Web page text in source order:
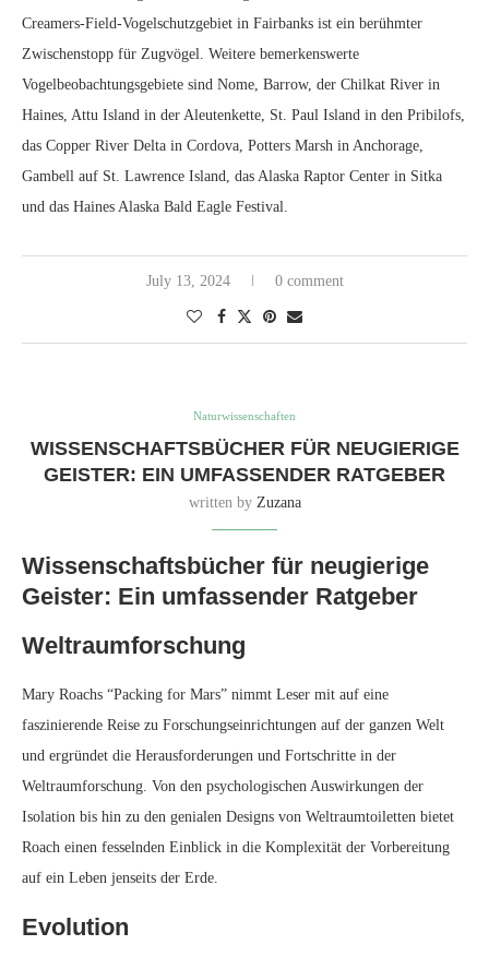
Creamers-Field-Vogelschutzgebiet in Fairbanks ist ein berühmter
Zwischenstopp für Zugvögel. Weitere bemerkenswerte
Vogelbeobachtungsgebiete sind Nome, Barrow, der Chilkat River in
Haines, Attu Island in der Aleutenkette, St. Paul Island in den Pribilofs,
das Copper River Delta in Cordova, Potters Marsh in Anchorage,
Gambell auf St. Lawrence Island, das Alaska Raptor Center in Sitka
und das Haines Alaska Bald Eagle Festival.
July 13, 2024 0 comment
Naturwissenschaften
WISSENSCHAFTSBÜCHER FÜR NEUGIERIGE
GEISTER: EIN UMFASSENDER RATGEBER
written by Zuzana
Wissenschaftsbücher für neugierige
Geister: Ein umfassender Ratgeber
Weltraumforschung
Mary Roachs “Packing for Mars” nimmt Leser mit auf eine
faszinierende Reise zu Forschungseinrichtungen auf der ganzen Welt
und ergründet die Herausforderungen und Fortschritte in der
Weltraumforschung. Von den psychologischen Auswirkungen der
Isolation bis hin zu den genialen Designs von Weltraumtoiletten bietet
Roach einen fesselnden Einblick in die Komplexität der Vorbereitung
auf ein Leben jenseits der Erde.
Evolution